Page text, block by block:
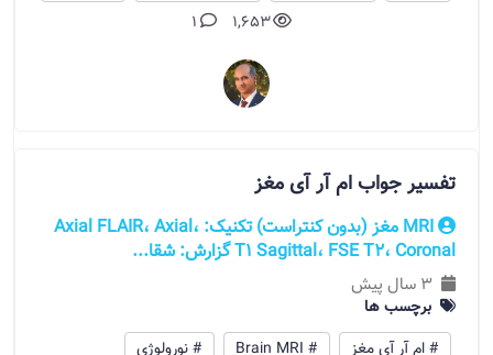
1,653
1
تفسیر جواب ام آر آی مغز
MRI مغز (بدون کنتراست) تکنیک: Axial FLAIR، Axial،
Sagittal، FSE T2، Coronal‏ ‏T1 گزارش: شقا...
3 سال پیش
برچسب ها
# ام آر آی مغز
# Brain MRI
# نورولوژی